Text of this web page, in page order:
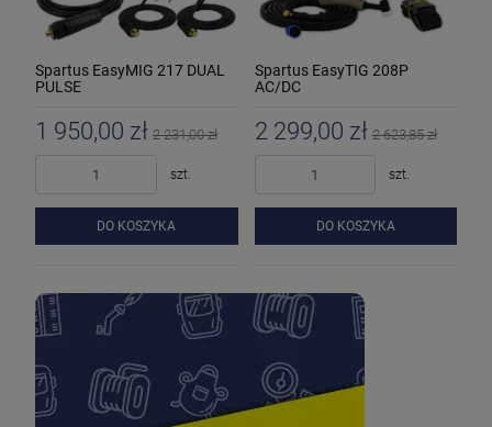
Spartus EasyMIG 217 DUAL
PULSE
1 950,00 zł 2 231,00 zł
szt.
DO KOSZYKA
Spartus EasyTIG 208P
AC/DC
2 299,00 zł 2 623,85 zł
szt.
DO KOSZYKA